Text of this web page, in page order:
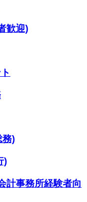
歓迎)
務)
)
計事務所経験者向